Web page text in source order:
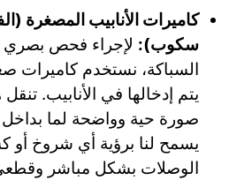
كاميرات الأنابيب المصغرة
سكوب): لإجراء فحص
السباكة، نستخدم كاميرات
يتم إدخالها في الأنابيب.
صورة حية وواضحة لما بداخل
يسمح لنا برؤية أي شروخ أو
الوصلات بشكل مباشر